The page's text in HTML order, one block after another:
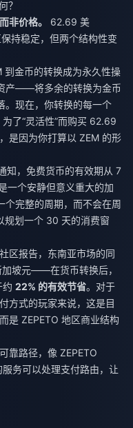
？
非价格。
62.69 美
持稳定，但两个结构性变
到金币的转换成为永久性操
产——将多余的转换为金币
。现在，你转换的每一个
了“灵活性”而购买 62.69
是因为你打算以 ZEM 的形
知，免费货币的有效期从 7
一个安静但意义重大的加
完整的周期，而不会在周
规划一个 30 天的消费窗
区报告，东南亚市场的同
坡元——在货币转换后，
约 22% 的有效节省。对于
方式的玩家来说，这是目
是 ZEPETO 地区商业结构
靠路径，像 ZEPETO
服务可以处理支付路由，让